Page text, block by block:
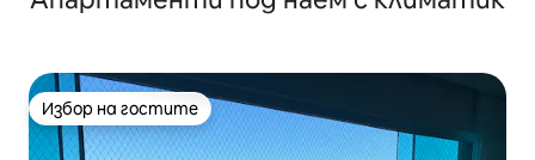
Избор на гостите
Избор на гостите